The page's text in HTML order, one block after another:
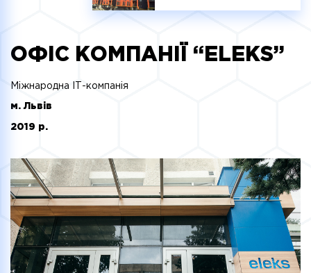
ОФІС КОМПАНІЇ “ЕLEKS”
Міжнародна ІТ-компанія
м. Львів
2019 р.